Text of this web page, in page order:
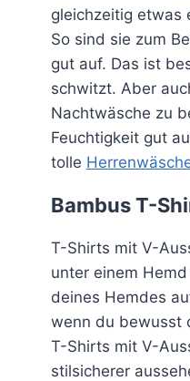
gleichzeitig etwas
So sind sie zum
gut auf. Das ist
schwitzt. Aber
Nachtwäsche zu
Feuchtigkeit gut
tolle
Bambus T-
T-Shirts mit V-
unter einem
deines Hemdes
wenn du bewusst
T-Shirts mit V-
stilsicherer